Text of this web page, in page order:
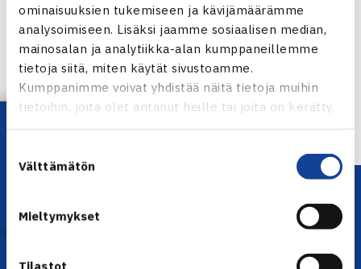
ominaisuuksien tukemiseen ja kävijämäärämme
analysoimiseen. Lisäksi jaamme sosiaalisen median,
mainosalan ja analytiikka-alan kumppaneillemme
tietoja siitä, miten käytät sivustoamme.
Kumppanimme voivat yhdistää näitä tietoja muihin
tietoihin, joita olet antanut heille tai joita on kerätty,
kun olet käyttänyt heidän palvelujaan.
valinta
Välttämätön
Mieltymykset
← Edellinen
Lataa OmaTennis!